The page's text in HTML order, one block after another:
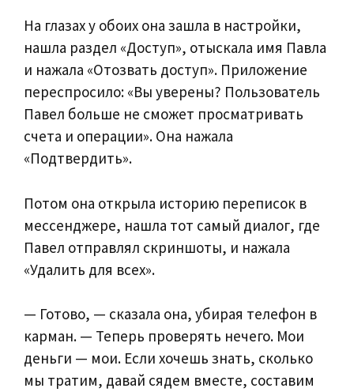
На глазах у обоих она зашла в настройки,
нашла раздел «Доступ», отыскала имя Павла
и нажала «Отозвать доступ». Приложение
переспросило: «Вы уверены? Пользователь
Павел больше не сможет просматривать
счета и операции». Она нажала
«Подтвердить».
Потом она открыла историю переписок в
мессенджере, нашла тот самый диалог, где
Павел отправлял скриншоты, и нажала
«Удалить для всех».
— Готово, — сказала она, убирая телефон в
карман. — Теперь проверять нечего. Мои
деньги — мои. Если хочешь знать, сколько
мы тратим, давай сядем вместе, составим